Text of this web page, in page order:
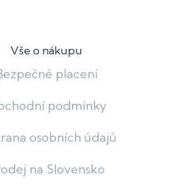
Vše o nákupu
placení
podmínky
osobních údajů
na Slovensko